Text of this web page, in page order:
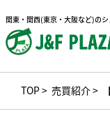
関東・関西(東京・大阪など)の
TOP> 売買紹介>